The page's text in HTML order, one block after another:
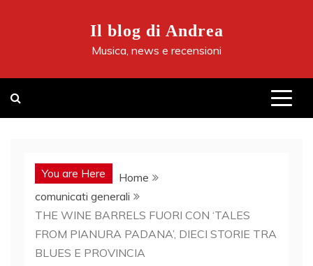
Il blog di Andrea
Musica, news e recensioni
You are Here
Home
comunicati generali
THE WINE BARRELS FUORI CON ‘TALES
FROM PIANURA PADANA’, DIECI STORIE TRA
BLUES E PROVINCIA